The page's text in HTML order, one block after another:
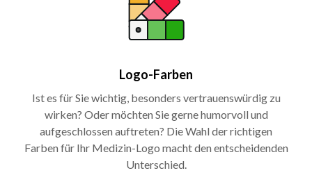
Logo-Farben
Ist es für Sie wichtig, besonders vertrauenswürdig zu
wirken? Oder möchten Sie gerne humorvoll und
aufgeschlossen auftreten? Die Wahl der richtigen
Farben für Ihr Medizin-Logo macht den entscheidenden
Unterschied.